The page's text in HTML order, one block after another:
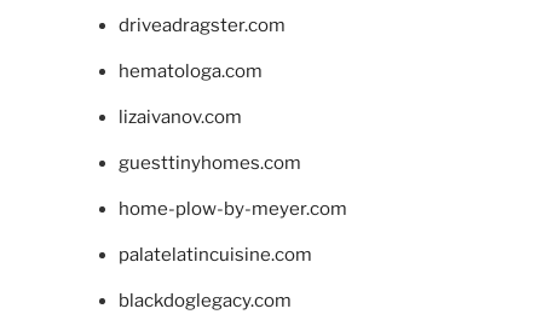
driveadragster.com
hematologa.com
lizaivanov.com
guesttinyhomes.com
home-plow-by-meyer.com
palatelatincuisine.com
blackdoglegacy.com